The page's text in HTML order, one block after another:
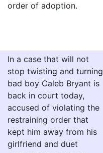
order of adoption.
In a case that will not
stop twisting and turning
bad boy Caleb Bryant is
back in court today,
accused of violating the
restraining order that
kept him away from his
girlfriend and duet